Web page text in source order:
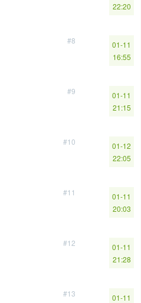
22:20
#8
01-11
16:55
#9
01-11
21:15
#10
01-12
22:05
#11
01-11
20:03
#12
01-11
21:28
#13
01-11